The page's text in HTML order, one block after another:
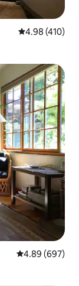
คะแนนเฉลี่ย
4.98 (410)
คะแนนเฉลี่ย
4.89 (697)